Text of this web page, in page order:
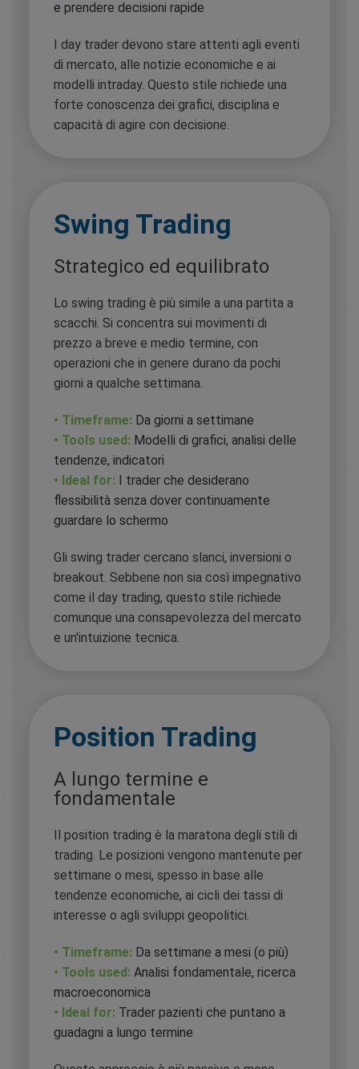
e prendere decisioni rapide
I day trader devono stare attenti agli eventi
di mercato, alle notizie economiche e ai
modelli intraday. Questo stile richiede una
forte conoscenza dei grafici, disciplina e
capacità di agire con decisione.
Swing Trading
Strategico ed equilibrato
Lo swing trading è più simile a una partita a
scacchi. Si concentra sui movimenti di
prezzo a breve e medio termine, con
operazioni che in genere durano da pochi
giorni a qualche settimana.
• Timeframe: Da giorni a settimane
• Tools used: Modelli di grafici, analisi delle
tendenze, indicatori
• Ideal for: I trader che desiderano
flessibilità senza dover continuamente
guardare lo schermo
Gli swing trader cercano slanci, inversioni o
breakout. Sebbene non sia così impegnativo
come il day trading, questo stile richiede
comunque una consapevolezza del mercato
e un'intuizione tecnica.
Position Trading
A lungo termine e
fondamentale
Il position trading è la maratona degli stili di
trading. Le posizioni vengono mantenute per
settimane o mesi, spesso in base alle
tendenze economiche, ai cicli dei tassi di
interesse o agli sviluppi geopolitici.
• Timeframe: Da settimane a mesi (o più)
• Tools used: Analisi fondamentale, ricerca
macroeconomica
• Ideal for: Trader pazienti che puntano a
guadagni a lungo termine